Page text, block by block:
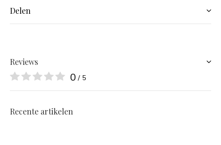
Delen
Reviews
0 / 5
Recente artikelen